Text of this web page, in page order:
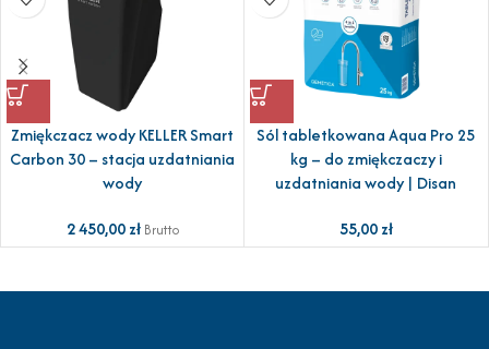
Zmiękczacz wody KELLER Smart
Carbon 30 – stacja uzdatniania
wody
2 450,00zł Brutto
Sól tabletkowana Aqua Pro 25
kg – do zmiękczaczy i
uzdatniania wody | Disan
55,00zł